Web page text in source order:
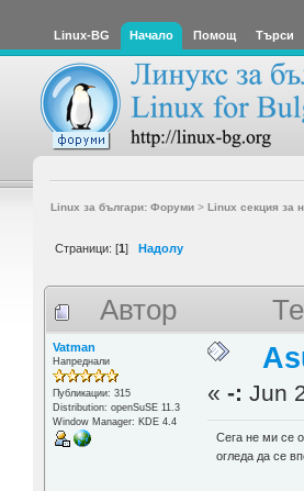
Linux-BG Начало Помощ Търси
Linux за българи: Форуми> Linux секция за
Страници: [1] Надолу
Автор
Vatman
Напреднали
Публикации: 315
Distribution: openSuSE 11.3
Window Manager: KDE 4.4
«-: Jun
Сега не ми се
огледа да се